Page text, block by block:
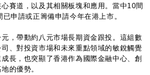
賽道，以及其相關板塊和應用。當中10間
申請或正籌備申請今年在港上市。
帶動約八元市場長期資金跟投。這組數
、對投資市場和未來重點領域的敏銳觸覺
長，也突顯了香港作為國際金融中心、創
的優勢。